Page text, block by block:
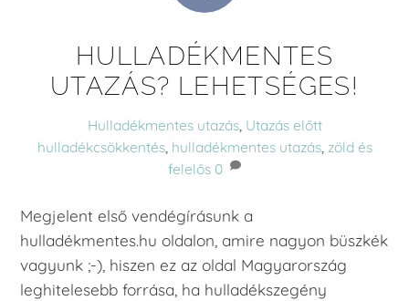
HULLADÉKMENTES
UTAZÁS? LEHETSÉGES!
Hulladékmentes utazás, Utazás előtt
hulladékcsökkentés, hulladékmentes utazás, zöld és
felelős 0
Megjelent első vendégírásunk a
hulladékmentes.hu oldalon, amire nagyon büszkék
vagyunk ;-), hiszen ez az oldal Magyarország
leghitelesebb forrása, ha hulladékszegény